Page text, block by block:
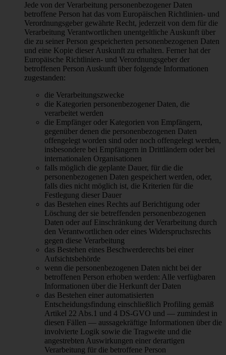
Jede von der Verarbeitung personenbezogener Daten
betroffene Person hat das vom Europäischen Richtlinien- und
Verordnungsgeber gewährte Recht, jederzeit von dem für die
Verarbeitung Verantwortlichen unentgeltliche Auskunft über
die zu seiner Person gespeicherten personenbezogenen Daten
und eine Kopie dieser Auskunft zu erhalten. Ferner hat der
Europäische Richtlinien- und Verordnungsgeber der
betroffenen Person Auskunft über folgende Informationen
zugestanden:
die Verarbeitungszwecke
die Kategorien personenbezogener Daten, die
verarbeitet werden
die Empfänger oder Kategorien von Empfängern,
gegenüber denen die personenbezogenen Daten
offengelegt worden sind oder noch offengelegt werden,
insbesondere bei Empfängern in Drittländern oder bei
internationalen Organisationen
falls möglich die geplante Dauer, für die die
personenbezogenen Daten gespeichert werden, oder,
falls dies nicht möglich ist, die Kriterien für die
Festlegung dieser Dauer
das Bestehen eines Rechts auf Berichtigung oder
Löschung der sie betreffenden personenbezogenen
Daten oder auf Einschränkung der Verarbeitung durch
den Verantwortlichen oder eines Widerspruchsrechts
gegen diese Verarbeitung
das Bestehen eines Beschwerderechts bei einer
Aufsichtsbehörde
wenn die personenbezogenen Daten nicht bei der
betroffenen Person erhoben werden: Alle verfügbaren
Informationen über die Herkunft der Daten
das Bestehen einer automatisierten
Entscheidungsfindung einschließlich Profiling gemäß
Artikel 22 Abs.1 und 4 DS-GVO und — zumindest in
diesen Fällen — aussagekräftige Informationen über die
involvierte Logik sowie die Tragweite und die
angestrebten Auswirkungen einer derartigen
Verarbeitung für die betroffene Person